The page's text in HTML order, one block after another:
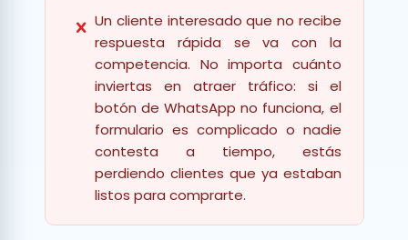
Un cliente interesado que no recibe
respuesta rápida se va con la
competencia. No importa cuánto
inviertas en atraer tráfico: si el
botón de WhatsApp no funciona, el
formulario es complicado o nadie
contesta a tiempo, estás
perdiendo clientes que ya estaban
listos para comprarte.